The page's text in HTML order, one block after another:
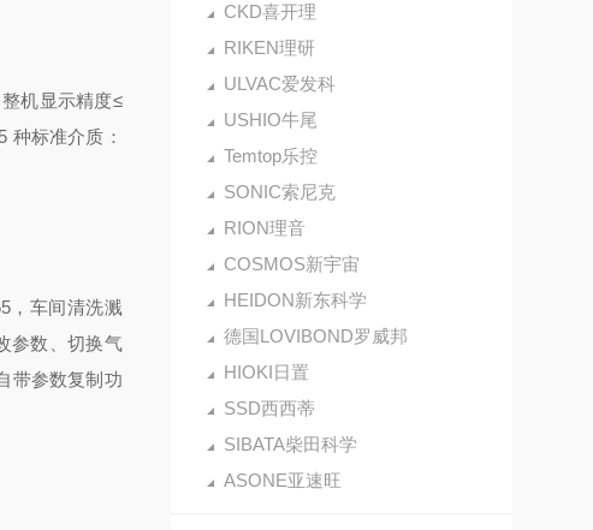
CKD喜开理
RIKEN理研
ULVAC爱发科
USHIO牛尾
Temtop乐控
SONIC索尼克
RION理音
COSMOS新宇宙
HEIDON新东科学
德国LOVIBOND罗威邦
HIOKI日置
SSD西西蒂
SIBATA柴田科学
ASONE亚速旺
机显示精度≤
种标准介质：
，车间清洗溅
参数、切换气
带参数复制功